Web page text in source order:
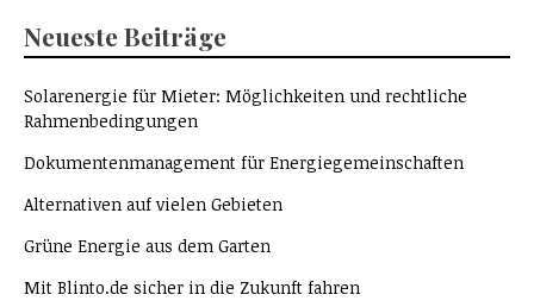
Neueste Beiträge
Solarenergie für Mieter: Möglichkeiten und rechtliche
Rahmenbedingungen
Dokumentenmanagement für Energiegemeinschaften
Alternativen auf vielen Gebieten
Grüne Energie aus dem Garten
Mit Blinto.de sicher in die Zukunft fahren